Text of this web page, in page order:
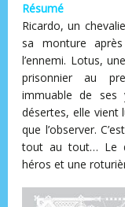
Résumé
Ricardo, un
sa monture
l’ennemi. Lotus,
prisonnier au
immuable de ses
désertes, elle vient
que l’observer.
tout au tout… Le
héros et une